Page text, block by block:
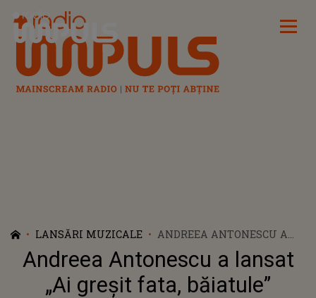
Radio Impuls
LANSĂRI MUZICALE
ANDREEA ANTONESCU A
LANSAT „AI GREȘIT FATA,
BĂIATULE”
Andreea Antonescu a lansat
„Ai greșit fata, băiatule”